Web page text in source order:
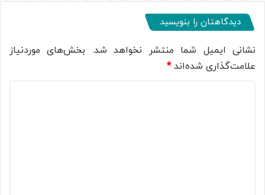
دیدگاهتان را بنویسید
نشانی ایمیل شما منتشر نخواهد شد. بخش‌های موردنیاز
علامت‌گذاری شده‌اند*